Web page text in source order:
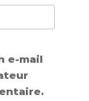
e-mail